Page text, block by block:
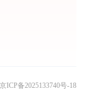
京ICP备2025133740号-18